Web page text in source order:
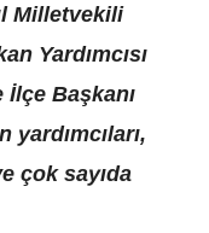
Milletvekili
Yardımcısı
İlçe Başkanı
yardımcıları,
çok sayıda